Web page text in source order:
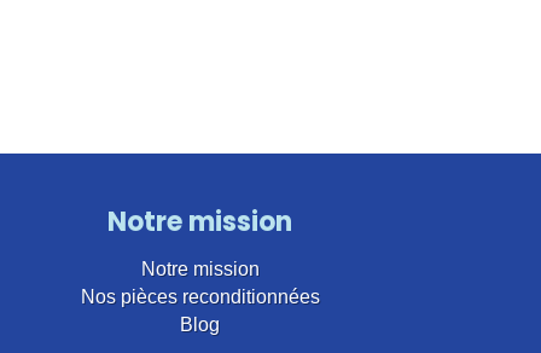
Notre mission
Notre mission
Nos pièces reconditionnées
Blog